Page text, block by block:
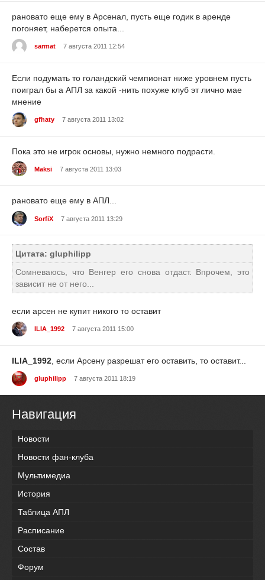
рановато еще ему в Арсенал, пусть еще годик в аренде
погоняет, наберется опыта...
sarmat 7 августа 2011 12:54
Если подумать то голандский чемпионат ниже уровнем пусть
поиграл бы а АПЛ за какой -нить похуже клуб эт лично мае
мнение
gfhaty 7 августа 2011 13:02
Пока это не игрок основы, нужно немного подрасти.
Maksi 7 августа 2011 13:03
рановато еще ему в АПЛ...
SorfiX 7 августа 2011 13:29
Цитата: gluphilipp
Сомневаюсь, что Венгер его снова отдаст. Впрочем, это
зависит не от него...
если арсен не купит никого то оставит
ILIA_1992 7 августа 2011 15:00
ILIA_1992 , если Арсену разрешат его оставить, то оставит...
gluphilipp 7 августа 2011 18:19
Навигация
Новости
Новости фан-клуба
Мультимедиа
История
Таблица АПЛ
Расписание
Состав
Форум